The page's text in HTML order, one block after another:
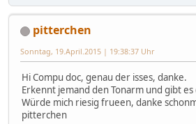
pitterchen
Sonntag, 19.April.2015 | 19:38:37 Uhr
Hi Compu doc, genau der isses, danke.
Erkennt jemand den Tonarm und gibt es
Würde mich riesig frueen, danke
pitterchen